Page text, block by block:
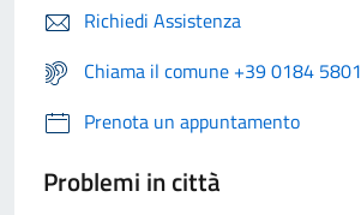
Richiedi Assistenza
Chiama il comune +39 0184 5801
Prenota un appuntamento
Problemi in città